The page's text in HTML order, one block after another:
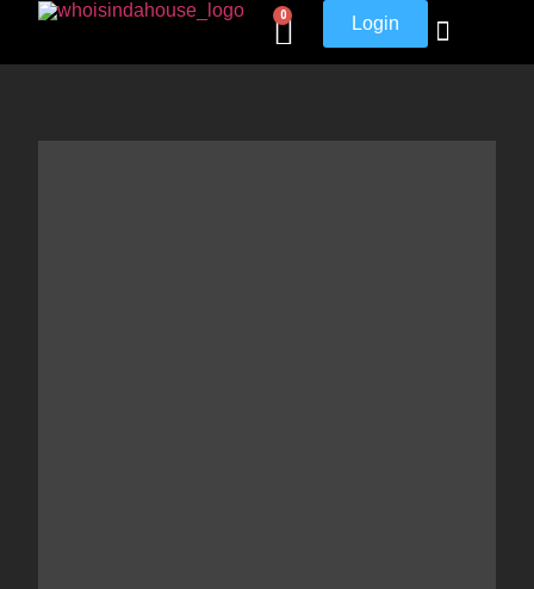
0 Login